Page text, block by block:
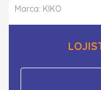
Marca: KIKO